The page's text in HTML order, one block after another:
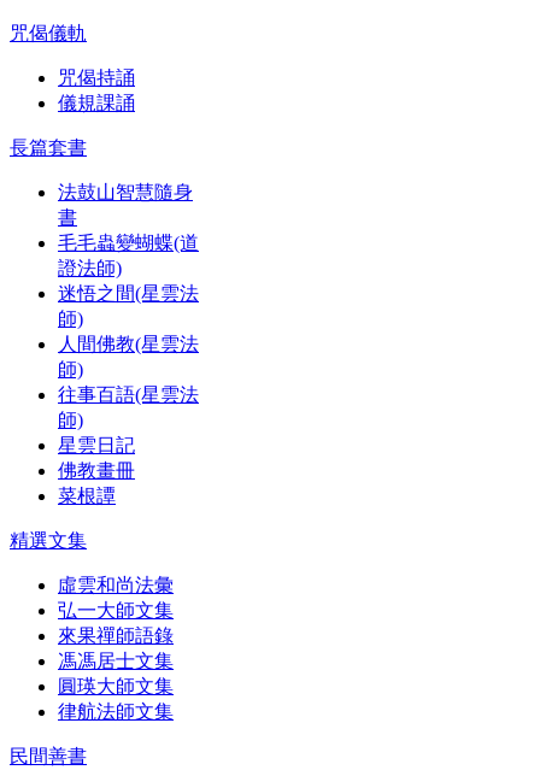
咒偈儀軌
咒偈持誦
儀規課誦
長篇套書
法鼓山智慧隨身
書
毛毛蟲變蝴蝶(道
證法師)
迷悟之間(星雲法
師)
人間佛教(星雲法
師)
往事百語(星雲法
師)
星雲日記
佛教畫冊
菜根譚
精選文集
虛雲和尚法彙
弘一大師文集
來果禪師語錄
馮馮居士文集
圓瑛大師文集
律航法師文集
民間善書